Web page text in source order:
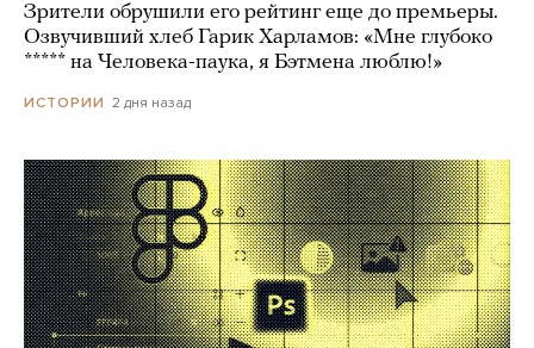
Зрители обрушили его рейтинг еще до премьеры.
Озвучивший хлеб Гарик Харламов: «Мне глубоко
***** на Человека-паука, я Бэтмена люблю!»
ИСТОРИИ 2 дня назад